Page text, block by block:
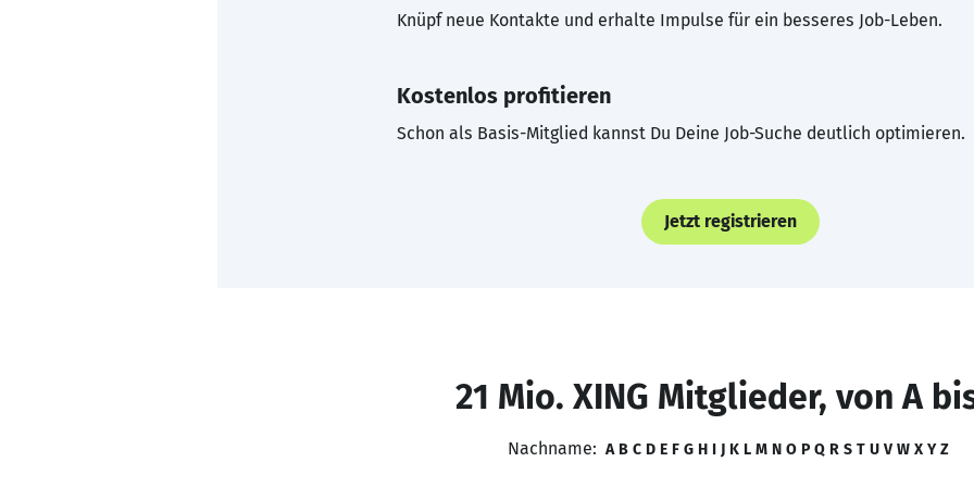
Knüpf neue Kontakte und erhalte Impulse für ein besseres Job-Leben.
Kostenlos profitieren
Schon als Basis-Mitglied kannst Du Deine Job-Suche deutlich optimieren.
Jetzt registrieren
21 Mio. XING Mitglieder, von A
Nachname: A B C D E F G H I J K L M N O P Q R S T U V W X Y Z